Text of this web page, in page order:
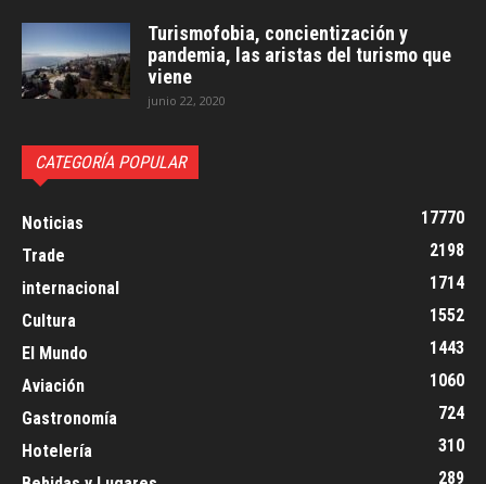
Turismofobia, concientización y
pandemia, las aristas del turismo que
viene
junio 22, 2020
CATEGORÍA POPULAR
Noticias
17770
Trade
2198
internacional
1714
Cultura
1552
El Mundo
1443
Aviación
1060
Gastronomía
724
Hotelería
310
289